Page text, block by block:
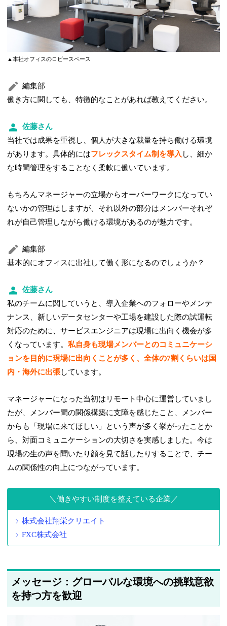
▲本社オフィスのロビースペース
編集部
働き方に関しても、特徴的なことがあれば教えてください。
佐藤さん
当社では成果を重視し、個人が大きな裁量を持ち働ける環境
があります。具体的にはフレックスタイム制を導入 し、細か
な時間管理をすることなく柔軟に働いています。
もちろんマネージャーの立場からオーバーワークになってい
ないかの管理はしますが、それ以外の部分はメンバーそれぞ
れが自己管理しながら働ける環境があるのが魅力です。
編集部
基本的にオフィスに出社して働く形になるのでしょうか？
佐藤さん
私のチームに関していうと、導入企業へのフォローやメンテ
ナンス、新しいデータセンターや工場を建設した際の試運転
対応のために、サービスエンジニアは現場に出向く機会が多
くなっています。私自身も現場メンバーとのコミュニケーシ
ョンを目的に現場に出向くことが多く、全体の7割くらいは国
内・海外に出張しています。
マネージャーになった当初はリモート中心に運営していまし
たが、メンバー間の関係構築に支障を感じたこと、メンバー
からも「現場に来てほしい」という声が多く挙がったことか
ら、対面コミュニケーションの大切さを実感しました。今は
現場の生の声を聞いたり顔を見て話したりすることで、チー
ムの関係性の向上につながっています。
働きやすい制度を整えている企業
株式会社翔栄クリエイト
FXC株式会社
メッセージ：グローバルな環境への挑戦意欲
を持つ方を歓迎